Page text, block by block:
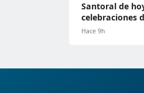
Santoral de
celebraciones
Hace 9h